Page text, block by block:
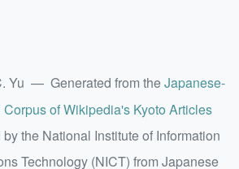
Yu — Generated from theJapanese-
of Wikipedia's Kyoto Articles
the National Institute of Information
Technology (NICT) from Japanese